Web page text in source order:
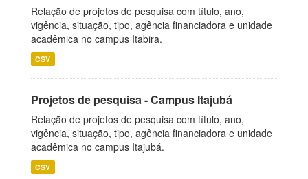
Relação de projetos de pesquisa com título, ano,
vigência, situação, tipo, agência financiadora e unidade
acadêmica no campus Itabira.
CSV
Projetos de pesquisa - Campus Itajubá
Relação de projetos de pesquisa com título, ano,
vigência, situação, tipo, agência financiadora e unidade
acadêmica no campus Itajubá.
CSV